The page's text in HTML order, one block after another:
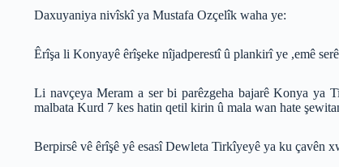
Daxuyaniya nivîskî ya Mustafa Ozçelîk waha ye:
Êrîşa li Konyayê êrîşeke nîjadperestî û plankirî ye ,emê
Li navçeya Meram a ser bi parêzgeha bajarê Konya ya
malbata Kurd 7 kes hatin qetil kirin û mala wan hate
Berpirsê vê êrîşê yê esasî Dewleta Tirkîyeyê ya ku çavên